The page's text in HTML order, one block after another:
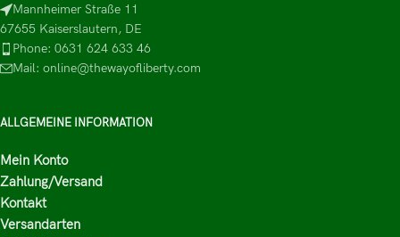
Mannheimer Straße 11
67655 Kaiserslautern, DE
Phone: 0631 624 633 46
Mail: online@thewayofliberty.com
ALLGEMEINE INFORMATION
Mein Konto
Zahlung/Versand
Kontakt
Versandarten